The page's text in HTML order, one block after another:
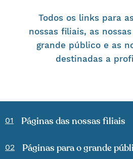
Todos os links para
nossas filiais, as
grande público e as
destinadas a
01 Páginas das nossas filiais
02 Páginas para o grande